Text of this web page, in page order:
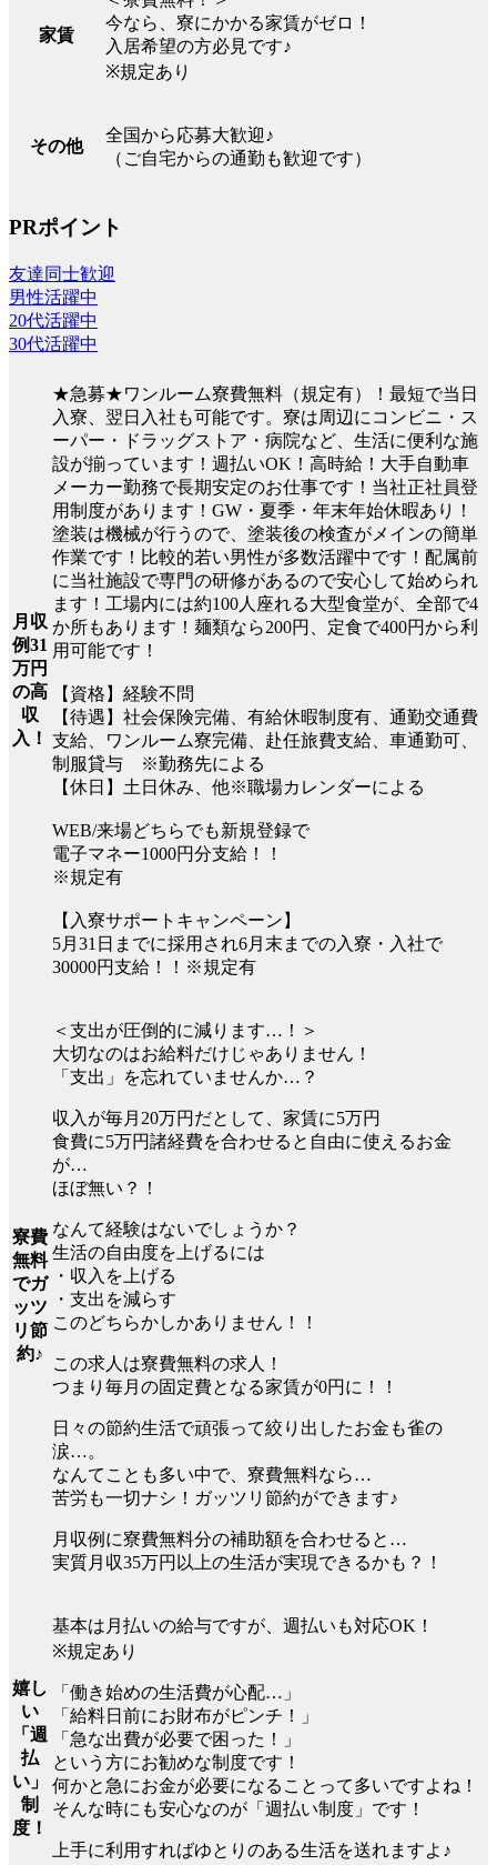
家賃
今なら、寮にかかる家賃がゼロ！
入居希望の方必見です♪
※規定あり
その他
全国から応募大歓迎♪
（ご自宅からの通勤も歓迎です）
PRポイント
友達同士歓迎
男性活躍中
20代活躍中
30代活躍中
月収
例31
万円
の高
収
入！
★急募★ワンルーム寮費無料（規定有）！最短で当日
入寮、翌日入社も可能です。寮は周辺にコンビニ・ス
ーパー・ドラッグストア・病院など、生活に便利な施
設が揃っています！週払いOK！高時給！大手自動車
メーカー勤務で長期安定のお仕事です！当社正社員登
用制度があります！GW・夏季・年末年始休暇あり！
塗装は機械が行うので、塗装後の検査がメインの簡単
作業です！比較的若い男性が多数活躍中です！配属前
に当社施設で専門の研修があるので安心して始められ
ます！工場内には約100人座れる大型食堂が、全部で4
か所もあります！麺類なら200円、定食で400円から利
用可能です！
【資格】経験不問
【待遇】社会保険完備、有給休暇制度有、通勤交通費
支給、ワンルーム寮完備、赴任旅費支給、車通勤可、
制服貸与 ※勤務先による
【休日】土日休み、他※職場カレンダーによる
WEB/来場どちらでも新規登録で
電子マネー1000円分支給！！
※規定有
【入寮サポートキャンペーン】
5月31日までに採用され6月末までの入寮・入社で
30000円支給！！※規定有
寮費
無料
でガ
ッツ
リ節
約♪
＜支出が圧倒的に減ります…！＞
大切なのはお給料だけじゃありません！
「支出」を忘れていませんか…？
収入が毎月20万円だとして、家賃に5万円
食費に5万円諸経費を合わせると自由に使えるお金
が…
ほぼ無い？！
なんて経験はないでしょうか？
生活の自由度を上げるには
・収入を上げる
・支出を減らす
このどちらかしかありません！！
この求人は寮費無料の求人！
つまり毎月の固定費となる家賃が0円に！！
日々の節約生活で頑張って絞り出したお金も雀の
涙…。
なんてことも多い中で、寮費無料なら…
苦労も一切ナシ！ガッツリ節約ができます♪
月収例に寮費無料分の補助額を合わせると…
実質月収35万円以上の生活が実現できるかも？！
嬉し
い
「週
払
い」
制
度！
基本は月払いの給与ですが、週払いも対応OK！
※規定あり
「働き始めの生活費が心配…」
「給料日前にお財布がピンチ！」
「急な出費が必要で困った！」
という方にお勧めな制度です！
何かと急にお金が必要になることって多いですよね！
そんな時にも安心なのが「週払い制度」です！
上手に利用すればゆとりのある生活を送れますよ♪